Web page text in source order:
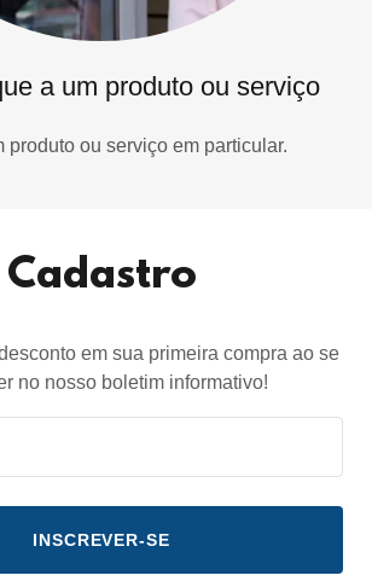
a um produto ou serviço
produto ou serviço em particular.
Cadastro
em sua primeira compra ao se
no nosso boletim informativo!
INSCREVER-SE